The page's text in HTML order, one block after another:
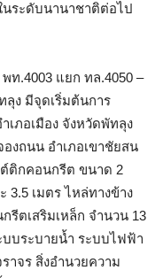
นระดับนานาชาติต่อไป
ท.4003 แยก ทล.4050 –
ลุง มีจุดเริ่มต้นการ
เภอเมือง จังหวัดพัทลุง
งถนน อำเภอเขาชัยสน
ติกคอนกรีต ขนาด 2
3.5 เมตร ไหล่ทางข้าง
รีตเสริมเหล็ก จำนวน 13
บระบายน้ำ ระบบไฟฟ้า
าจร สิ่งอำนวยความ